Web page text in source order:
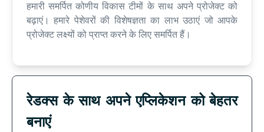
हमारी समर्पित कोणीय विकास टीमों के साथ अपने प्रोजेक्ट को
बढ़ाएं। हमारे पेशेवरों की विशेषज्ञता का लाभ उठाएं जो आपके
प्रोजेक्ट लक्ष्यों को प्राप्त करने के लिए समर्पित हैं।
रेडक्स के साथ अपने एप्लिकेशन को बेहतर
बनाएं